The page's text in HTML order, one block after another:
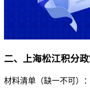
二、上海松江积分
材料清单（缺一不可）：